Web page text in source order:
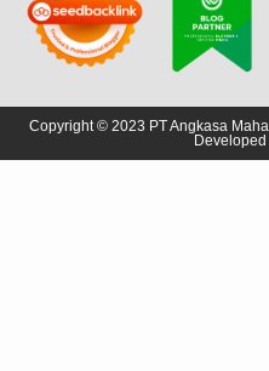
Copyright © 2023 PT Angkasa
Developed